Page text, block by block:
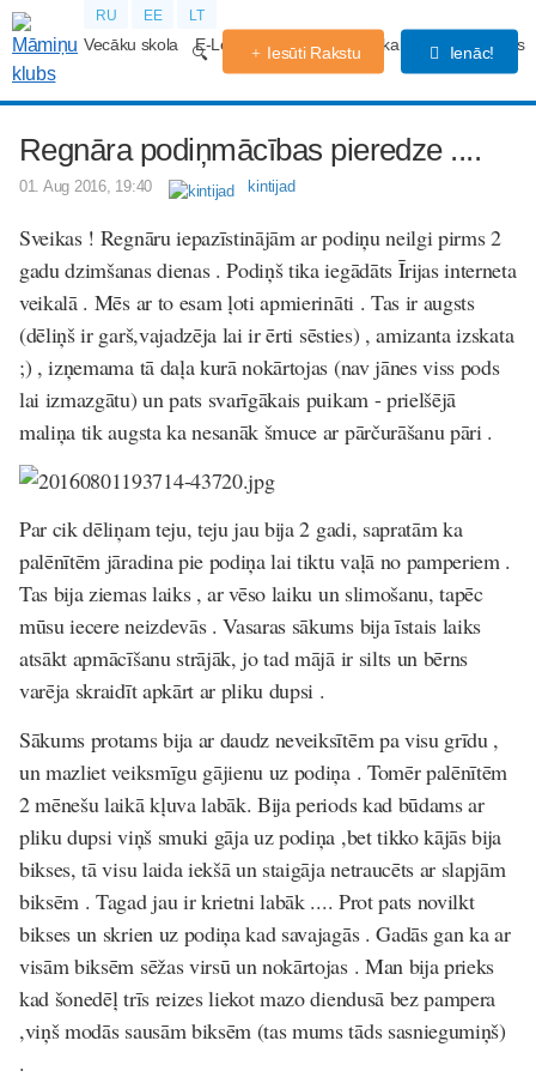
RU EE LT
Vecāku skola E-Lekcijas Grūtniecības kalendārs Forums
Iesūti Rakstu Ienāc!
Regnāra podiņmācības pieredze ....
01. Aug 2016, 19:40 kintijad
Sveikas ! Regnāru iepazīstinājām ar podiņu neilgi pirms 2
gadu dzimšanas dienas . Podiņš tika iegādāts Īrijas interneta
veikalā . Mēs ar to esam ļoti apmierināti . Tas ir augsts
(dēliņš ir garš,vajadzēja lai ir ērti sēsties) , amizanta izskata
;) , izņemama tā daļa kurā nokārtojas (nav jānes viss pods
lai izmazgātu) un pats svarīgākais puikam - prielšējā
maliņa tik augsta ka nesanāk šmuce ar pārčurāšanu pāri .
Par cik dēliņam teju, teju jau bija 2 gadi, sapratām ka
palēnītēm jāradina pie podiņa lai tiktu vaļā no pamperiem .
Tas bija ziemas laiks , ar vēso laiku un slimošanu, tapēc
mūsu iecere neizdevās . Vasaras sākums bija īstais laiks
atsākt apmācīšanu strājāk, jo tad mājā ir silts un bērns
varēja skraidīt apkārt ar pliku dupsi .
Sākums protams bija ar daudz neveiksītēm pa visu grīdu ,
un mazliet veiksmīgu gājienu uz podiņa . Tomēr palēnītēm
2 mēnešu laikā kļuva labāk. Bija periods kad būdams ar
pliku dupsi viņš smuki gāja uz podiņa ,bet tikko kājās bija
bikses, tā visu laida iekšā un staigāja netraucēts ar slapjām
biksēm . Tagad jau ir krietni labāk .... Prot pats novilkt
bikses un skrien uz podiņa kad savajagās . Gadās gan ka ar
visām biksēm sēžas virsū un nokārtojas . Man bija prieks
kad šonedēļ trīs reizes liekot mazo diendusā bez pampera
,viņš modās sausām biksēm (tas mums tāds sasniegumiņš)
.